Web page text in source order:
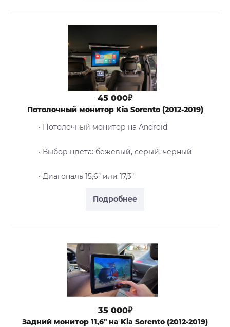
Подробнее
45 000₽
Потолочный монитор Kia Sorento (2012-2019)
• Потолочный монитор на Android
• Выбор цвета: бежевый, серый, черный
• Диагональ 15,6" или 17,3"
35 000₽
Задний монитор 11,6" на Kia Sorento (2012-2019)